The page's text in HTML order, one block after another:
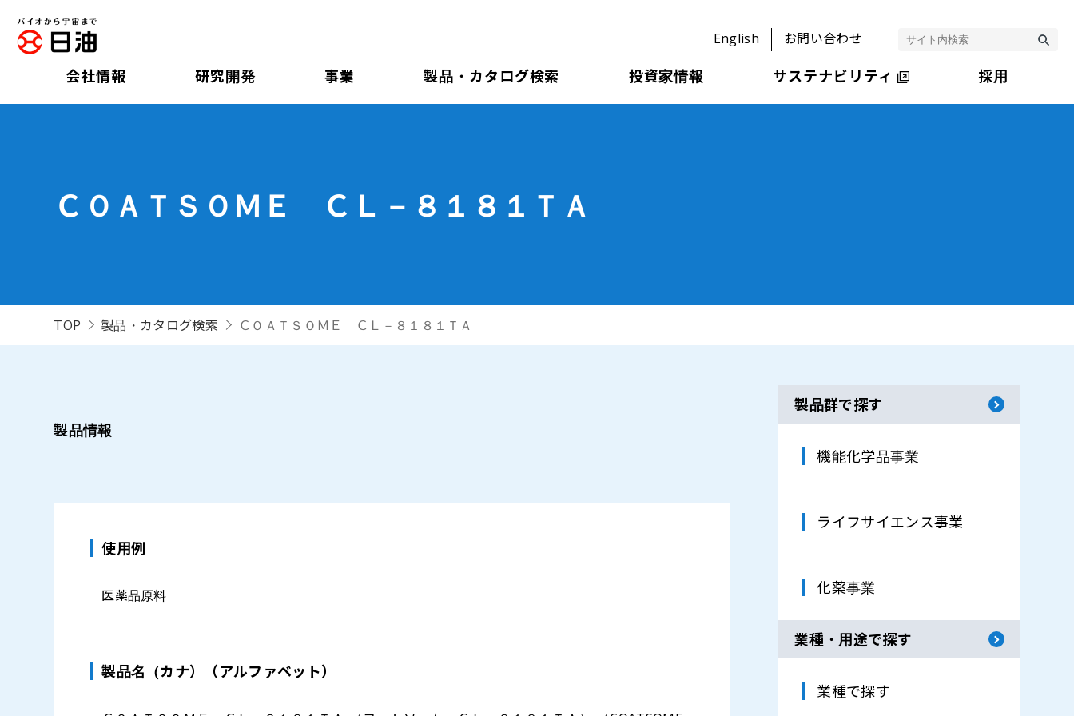
English お問い合わせ
会社情報 研究開発 事業 製品・カタログ検索 投資家情報 サステナビリティ 採用
ＣＯＡＴＳＯＭＥ ＣＬ－８１８１ＴＡ
TOP 製品・カタログ検索 ＣＯＡＴＳＯＭＥ ＣＬ－８１８１ＴＡ
製品情報
使用例
医薬品原料
製品名（カナ）（アルファベット）
製品群で探す
機能化学品事業
ライフサイエンス事業
化薬事業
業種・用途で探す
業種で探す